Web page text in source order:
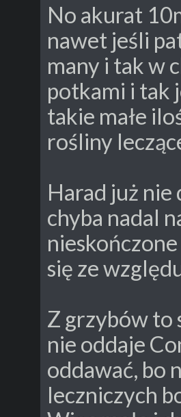
No akurat
nawet jeśli
many i tak w
potkami i tak
takie małe
rośliny
Harad już nie
chyba nadal
się ze
Z grzybów to
nie oddaje
oddawać, bo
leczniczych